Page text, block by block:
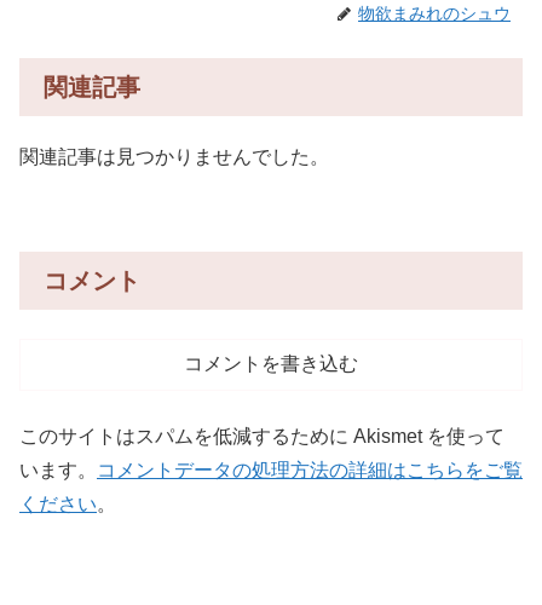
物欲まみれのシュウ
関連記事
関連記事は見つかりませんでした。
コメント
コメントを書き込む
このサイトはスパムを低減するために Akismet を使って
います。
コメントデータの処理方法の詳細はこちらをご覧
ください。